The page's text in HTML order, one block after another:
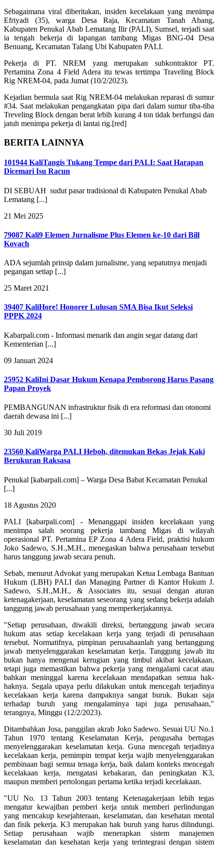
Sebagaimana viral diberitakan, insiden kecelakaan yang menimpa
Efriyadi (35), warga Desa Raja, Kecamatan Tanah Abang,
Kabupaten Penukal Abab Lematang Ilir (PALI), Sumsel, terjadi saat
ia tengah bekerja di lapangan tambang Migas BNG-04 Desa
Benuang, Kecamatan Talang Ubi Kabupaten PALI.
Pekerja di PT. NREM yang merupakan subkontraktor PT.
Pertamina Zona 4 Field Adera itu tewas tertimpa Traveling Block
Rig NREM-04, pada Jumat (10/2/2023).
Kejadian bermula saat Rig NREM-04 melakukan reparasi di sumur
#34. Saat melakukan pengangkatan pipa dari dalam sumur tiba-tiba
Treveling Block dengan berat lebih kurang 4 ton tidak berfungsi dan
jatuh menimpa pekerja di lantai rig.[red]
BERITA LAINNYA
101944 KaliTangis Tukang Tempe dari PALI: Saat Harapan
Dicemari Isu Racun
DI SEBUAH sudut pasar tradisional di Kabupaten Penukal Abab
Lematang [...]
21 Mei 2025
79087 Kali9 Elemen Jurnalisme Plus Elemen ke-10 dari Bill
Kovach
ADA sejumlah prinsip dalam jurnalisme, yang sepatutnya menjadi
pegangan setiap [...]
25 Maret 2021
39407 KaliHore! Honorer Lulusan SMA Bisa Ikut Seleksi
PPPK 2024
Kabarpali.com - Informasi menarik dan angin segar datang dari
Kementerian [...]
09 Januari 2024
25952 KaliIni Dasar Hukum Kenapa Pemborong Harus Pasang
Papan Proyek
PEMBANGUNAN infrastruktur fisik di era reformasi dan otonomi
daerah dewasa ini [...]
30 Juli 2019
23560 KaliWarga PALI Heboh, ditemukan Bekas Jejak Kaki
Berukuran Raksasa
Penukal [kabarpali.com] – Warga Desa Babat Kecamatan Penukal
[...]
18 Agustus 2020
PALI [kabarpali.com] - Menanggapi insiden kecelakaan yang
menimpa salah seorang pekerja tambang Migas di wilayah
operasional PT. Pertamina EP Zona 4 Adera Field, praktisi hukum
Joko Sadewo, S.H.,M.H., menegaskan bahwa perusahaan tersebut
harus tanggung jawab secara penuh.
Sebab, menurut Advokat yang merupakan Ketua Lembaga Bantuan
Hukum (LBH) PALI dan Managing Partner di Kantor Hukum J.
Sadewo, S.H.,M.H., & Associates itu, sesuai dengan aturan
ketenagakerjaan, keselamatan seseorang yang sedang bekerja adalah
tanggung jawab perusahaan yang memperkerjakannya.
"Setiap perusahaan, diwakili direksi, bertanggung jawab secara
hukum atas setiap kecelakaan kerja yang terjadi di perusahaan
tersebut. Normatifnya, pimpinan perusahaanlah yang bertanggung
jawab menyelenggarakan keselamatan kerja. Tanggung jawab itu
bukan hanya mengenai kerugian yang timbul akibat kecelakaan,
tetapi juga memastikan bahwa pekerja yang mengalami cacat atau
bahkan meninggal karena kecelakaan mendapatkan semua hak-
haknya. Segala upaya perlu dilakukan untuk mencegah terjadinya
kecelakaan kerja karena dampaknya sangat buruk. Bukan saja
terhadap buruh yang mengalaminya tapi juga perusahaan,"
terangnya, Minggu (12/2/2023).
Ditambahkan Josa, panggilan akrab Joko Sadewo. Sesuai UU No.1
Tahun 1970 tentang Keselamatan Kerja, pengusaha bertugas
menyelenggarakan keselamatan kerja. Guna mencegah terjadinya
kecelakaan kerja, pemimpin tempat kerja wajib menyelenggarakan
pembinaan bagi semua tenaga kerja, baik dalam konteks mencegah
kecelakaan kerja, mengatasi kebakaran, dan peningkatan K3,
maupun memberi pertolongan pertama ketika terjadi kecelakaan.
"UU No. 13 Tahun 2003 tentang Ketenagakerjaan lebih tegas
mengatur kewajiban pemberi kerja untuk memberi perlindungan
yang mencakup kesejahteraan, keselamatan, dan kesehatan mental
dan fisik pekerja. K3 merupakan hak buruh yang harus dilindungi.
Setiap perusahaan wajib menerapkan sistem manajemen
keselamatan dan kesehatan kerja yang terintegrasi dengan sistem